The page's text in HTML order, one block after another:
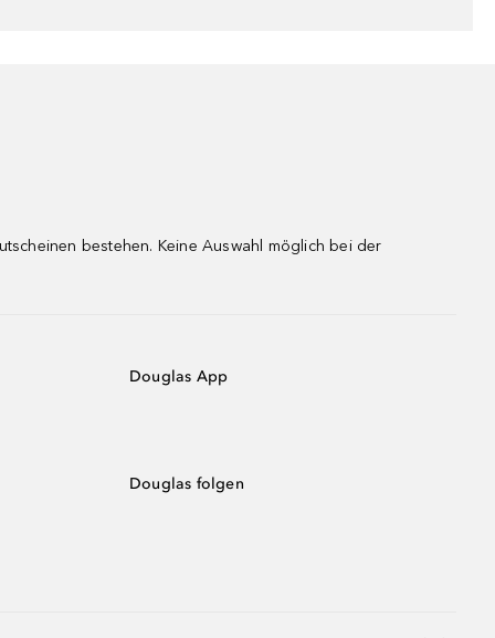
bestehen. Keine Auswahl möglich bei der
Douglas App
Douglas folgen